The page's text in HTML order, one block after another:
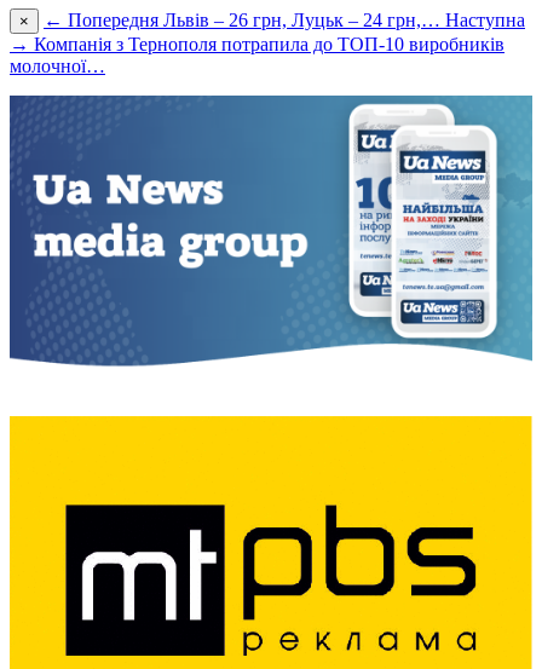
× ← Попередня Львів – 26 грн, Луцьк – 24 грн,… Наступна
→ Компанія з Тернополя потрапила до ТОП-10 виробників
молочної…